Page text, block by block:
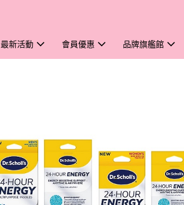
最新活動 會員優惠 品牌旗艦館